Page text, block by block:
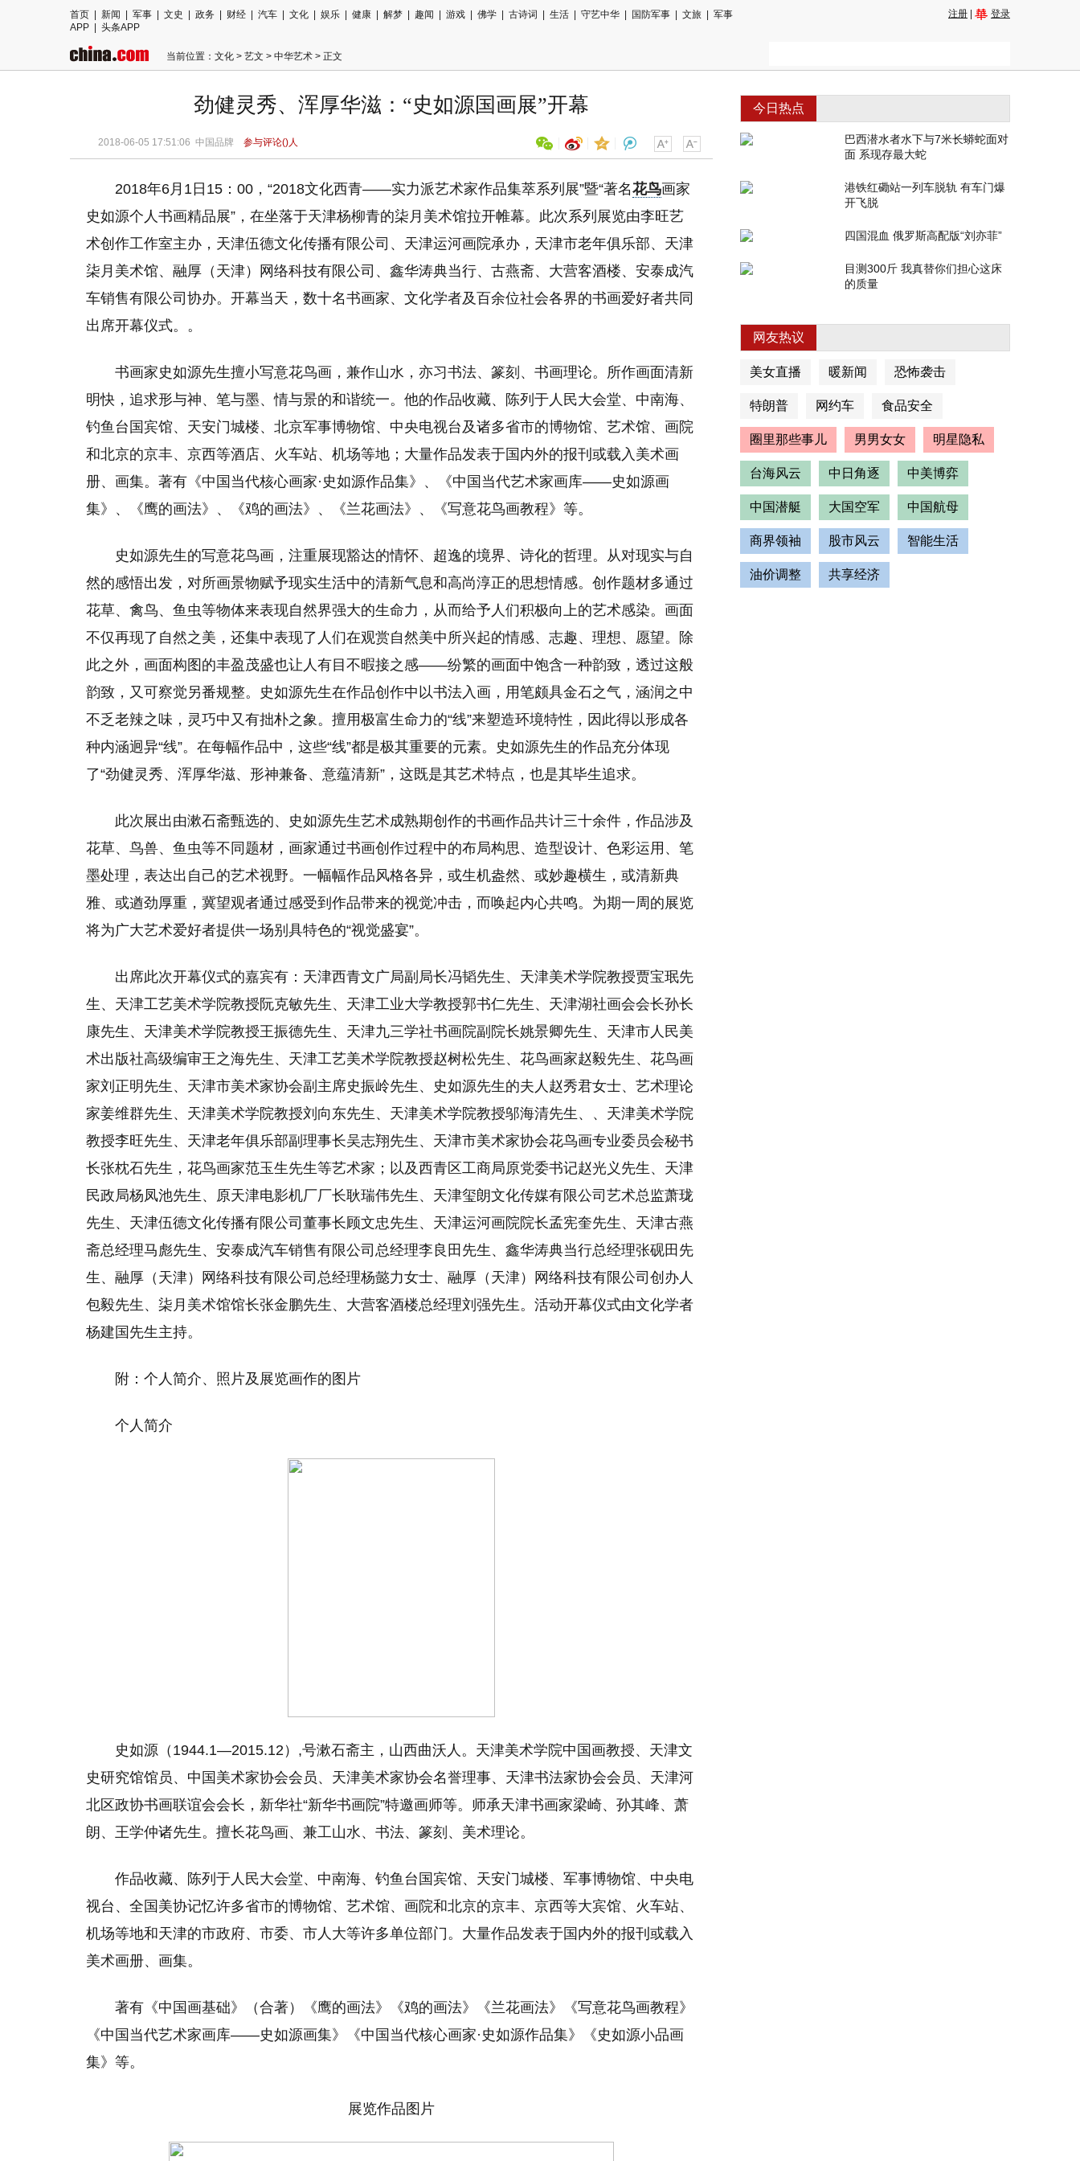
首页 新闻 军事 文史 政务 财经 汽车 文化 娱乐 健康 解梦 趣闻 游戏 佛学 古诗词 生活 守艺中华 国防军事 文旅
军事
APP
头条APP
注册 登录
当前位置： 文化 > 艺文 > 中华艺术 > 正文
劲健灵秀、浑厚华滋：“史如源国画展”开幕
用微信扫描二维码
分享至好友和朋友圈
2018-06-05 17:51:06 中国品牌 参与评论()人
2018年6月1日15：00，“2018文化西青——实力派艺术家作品集萃系列展”暨“著名花鸟画家
史如源个人书画精品展”，在坐落于天津杨柳青的柒月美术馆拉开帷幕。此次系列展览由李旺艺
术创作工作室主办，天津伍德文化传播有限公司、天津运河画院承办，天津市老年俱乐部、天津
柒月美术馆、融厚（天津）网络科技有限公司、鑫华涛典当行、古燕斋、大营客酒楼、安泰成汽
车销售有限公司协办。开幕当天，数十名书画家、文化学者及百余位社会各界的书画爱好者共同
出席开幕仪式。。
书画家史如源先生擅小写意花鸟画，兼作山水，亦习书法、篆刻、书画理论。所作画面清新
明快，追求形与神、笔与墨、情与景的和谐统一。他的作品收藏、陈列于人民大会堂、中南海、
钓鱼台国宾馆、天安门城楼、北京军事博物馆、中央电视台及诸多省市的博物馆、艺术馆、画院
和北京的京丰、京西等酒店、火车站、机场等地；大量作品发表于国内外的报刊或载入美术画
册、画集。著有《中国当代核心画家·史如源作品集》、《中国当代艺术家画库——史如源画
集》、《鹰的画法》、《鸡的画法》、《兰花画法》、《写意花鸟画教程》等。
史如源先生的写意花鸟画，注重展现豁达的情怀、超逸的境界、诗化的哲理。从对现实与自
然的感悟出发，对所画景物赋予现实生活中的清新气息和高尚淳正的思想情感。创作题材多通过
花草、禽鸟、鱼虫等物体来表现自然界强大的生命力，从而给予人们积极向上的艺术感染。画面
不仅再现了自然之美，还集中表现了人们在观赏自然美中所兴起的情感、志趣、理想、愿望。除
此之外，画面构图的丰盈茂盛也让人有目不暇接之感——纷繁的画面中饱含一种韵致，透过这般
韵致，又可察觉另番规整。史如源先生在作品创作中以书法入画，用笔颇具金石之气，涵润之中
不乏老辣之味，灵巧中又有拙朴之象。擅用极富生命力的“线”来塑造环境特性，因此得以形成各
种内涵迥异“线”。在每幅作品中，这些“线”都是极其重要的元素。史如源先生的作品充分体现
了“劲健灵秀、浑厚华滋、形神兼备、意蕴清新”，这既是其艺术特点，也是其毕生追求。
此次展出由漱石斋甄选的、史如源先生艺术成熟期创作的书画作品共计三十余件，作品涉及
花草、鸟兽、鱼虫等不同题材，画家通过书画创作过程中的布局构思、造型设计、色彩运用、笔
墨处理，表达出自己的艺术视野。一幅幅作品风格各异，或生机盎然、或妙趣横生，或清新典
雅、或遒劲厚重，冀望观者通过感受到作品带来的视觉冲击，而唤起内心共鸣。为期一周的展览
将为广大艺术爱好者提供一场别具特色的“视觉盛宴”。
出席此次开幕仪式的嘉宾有：天津西青文广局副局长冯韬先生、天津美术学院教授贾宝珉先
生、天津工艺美术学院教授阮克敏先生、天津工业大学教授郭书仁先生、天津湖社画会会长孙长
康先生、天津美术学院教授王振德先生、天津九三学社书画院副院长姚景卿先生、天津市人民美
术出版社高级编审王之海先生、天津工艺美术学院教授赵树松先生、花鸟画家赵毅先生、花鸟画
家刘正明先生、天津市美术家协会副主席史振岭先生、史如源先生的夫人赵秀君女士、艺术理论
家姜维群先生、天津美术学院教授刘向东先生、天津美术学院教授邬海清先生、、天津美术学院
教授李旺先生、天津老年俱乐部副理事长吴志翔先生、天津市美术家协会花鸟画专业委员会秘书
长张枕石先生，花鸟画家范玉生先生等艺术家；以及西青区工商局原党委书记赵光义先生、天津
民政局杨凤池先生、原天津电影机厂厂长耿瑞伟先生、天津玺朗文化传媒有限公司艺术总监萧珑
先生、天津伍德文化传播有限公司董事长顾文忠先生、天津运河画院院长孟宪奎先生、天津古燕
斋总经理马彪先生、安泰成汽车销售有限公司总经理李良田先生、鑫华涛典当行总经理张砚田先
生、融厚（天津）网络科技有限公司总经理杨懿力女士、融厚（天津）网络科技有限公司创办人
包毅先生、柒月美术馆馆长张金鹏先生、大营客酒楼总经理刘强先生。活动开幕仪式由文化学者
杨建国先生主持。
附：个人简介、照片及展览画作的图片
个人简介
史如源（1944.1—2015.12）,号漱石斋主，山西曲沃人。天津美术学院中国画教授、天津文
史研究馆馆员、中国美术家协会会员、天津美术家协会名誉理事、天津书法家协会会员、天津河
北区政协书画联谊会会长，新华社“新华书画院”特邀画师等。师承天津书画家梁崎、孙其峰、萧
朗、王学仲诸先生。擅长花鸟画、兼工山水、书法、篆刻、美术理论。
作品收藏、陈列于人民大会堂、中南海、钓鱼台国宾馆、天安门城楼、军事博物馆、中央电
视台、全国美协记忆许多省市的博物馆、艺术馆、画院和北京的京丰、京西等大宾馆、火车站、
机场等地和天津的市政府、市委、市人大等许多单位部门。大量作品发表于国内外的报刊或载入
美术画册、画集。
著有《中国画基础》（合著）《鹰的画法》《鸡的画法》《兰花画法》《写意花鸟画教程》
《中国当代艺术家画库——史如源画集》《中国当代核心画家·史如源作品集》《史如源小品画
集》等。
展览作品图片
今日热点
巴西潜水者水下与7米长蟒蛇面对
面 系现存最大蛇
港铁红磡站一列车脱轨 有车门爆
开飞脱
四国混血 俄罗斯高配版“刘亦菲”
目测300斤 我真替你们担心这床
的质量
网友热议
美女直播 暖新闻 恐怖袭击
特朗普 网约车 食品安全
圈里那些事儿 男男女女 明星隐私
台海风云 中日角逐 中美博弈
中国潜艇 大国空军 中国航母
商界领袖 股市风云 智能生活
油价调整 共享经济